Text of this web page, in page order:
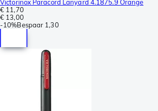
Victorinox Paracord Lanyard 4.1875.9 Orange
€ 11,70
€ 13,00
-10%Bespaar 1,30